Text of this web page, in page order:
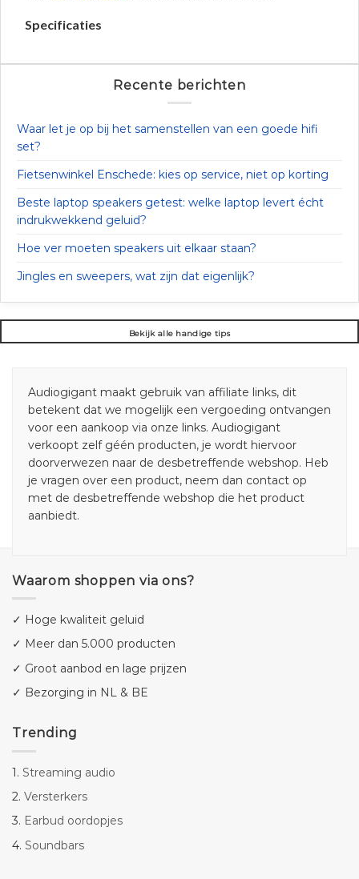
Specificaties
Recente berichten
Waar let je op bij het samenstellen van een goede hifi
set?
Fietsenwinkel Enschede: kies op service, niet op korting
Beste laptop speakers getest: welke laptop levert écht
indrukwekkend geluid?
Hoe ver moeten speakers uit elkaar staan?
Jingles en sweepers, wat zijn dat eigenlijk?
Bekijk alle handige tips
Audiogigant maakt gebruik van affiliate links, dit
betekent dat we mogelijk een vergoeding ontvangen
voor een aankoop via onze links. Audiogigant
verkoopt zelf géén producten, je wordt hiervoor
doorverwezen naar de desbetreffende webshop. Heb
je vragen over een product, neem dan contact op
met de desbetreffende webshop die het product
aanbiedt.
Waarom shoppen via ons?
✓ Hoge kwaliteit geluid
✓ Meer dan 5.000 producten
✓ Groot aanbod en lage prijzen
✓ Bezorging in NL & BE
Trending
1. Streaming audio
2. Versterkers
3. Earbud oordopjes
4. Soundbars